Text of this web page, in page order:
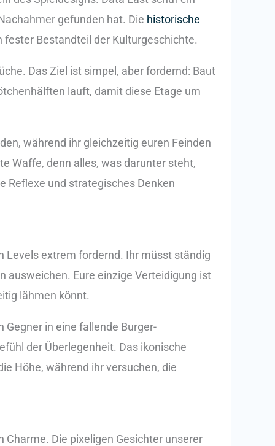
gefunden hat. Die historische
fester Bestandteil der Kulturgeschichte.
Das Ziel ist simpel, aber fordernd: Baut
lauft, damit diese Etage um
während ihr gleichzeitig euren Feinden
Waffe, denn alles, was darunter steht,
Reflexe und strategisches Denken
Levels extrem fordernd. Ihr müsst ständig
ausweichen. Eure einzige Verteidigung ist
lähmen könnt.
in eine fallende Burger-
der Überlegenheit. Das ikonische
Höhe, während ihr versuchen, die
Charme. Die pixeligen Gesichter unserer